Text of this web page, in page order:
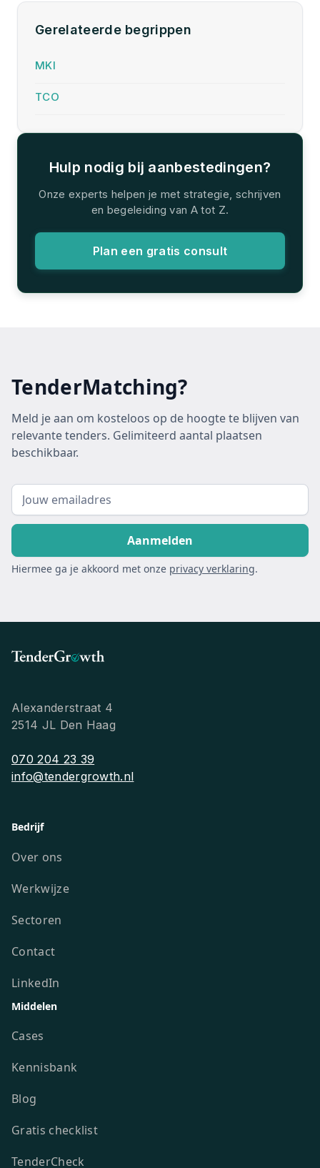
Gerelateerde begrippen
MKI
TCO
Hulp nodig bij aanbestedingen?
Onze experts helpen je met strategie, schrijven
en begeleiding van A tot Z.
Plan een gratis consult
TenderMatching?
Meld je aan om kosteloos op de hoogte te blijven van
relevante tenders. Gelimiteerd aantal plaatsen
beschikbaar.
Hiermee ga je akkoord met onze privacy verklaring.
Alexanderstraat 4
2514 JL Den Haag
070 204 23 39
info@tendergrowth.nl
Bedrijf
Over ons
Werkwijze
Sectoren
Contact
LinkedIn
Middelen
Cases
Kennisbank
Blog
Gratis checklist
TenderCheck